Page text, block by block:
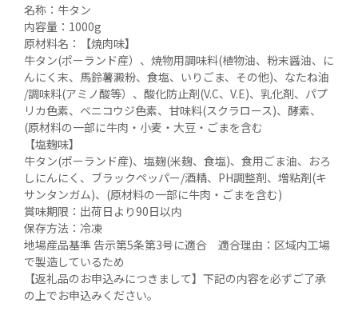
名称：牛タン
内容量：1000g
原材料名：【焼肉味】
牛タン(ポーランド産）、焼物用調味料(植物油、粉末醤油、に
んにく末、馬鈴薯澱粉、食塩、いりごま、その他)、なたね油
/調味料(アミノ酸等）、酸化防止剤(V.C、V.E)、乳化剤、パプ
リカ色素、ベニコウジ色素、甘味料(スクラロース)、酵素、
(原材料の一部に牛肉・小麦・大豆・ごまを含む
【塩麹味】
牛タン(ポーランド産)、塩麹(米麹、食塩)、食用ごま油、おろ
しにんにく、ブラックペッパー/酒精、PH調整剤、増粘剤(キ
サンタンガム)、(原材料の一部に牛肉・ごまを含む)
賞味期限：出荷日より90日以内
保存方法：冷凍
地場産品基準 告示第5条第3号に適合　適合理由：区域内工場
で製造しているため
【返礼品のお申込みにつきまして】下記の内容を必ずご了承
の上でお申込みください。